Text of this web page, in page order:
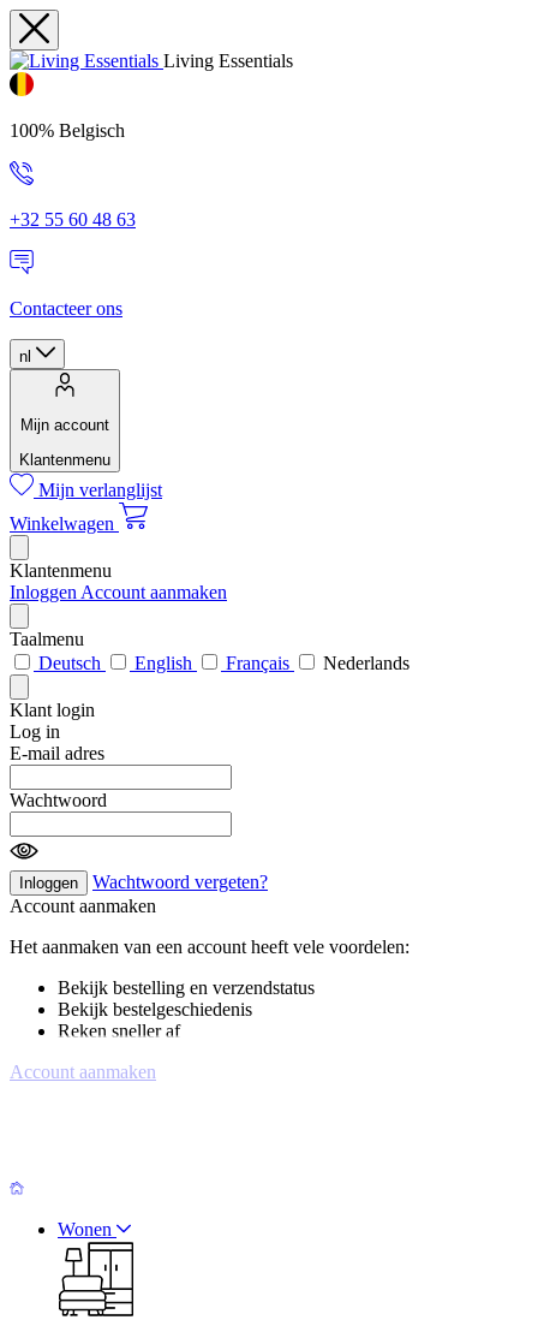
Living Essentials
100% Belgisch
+32 55 60 48 63
Contacteer ons
nl
Mijn account
Klantenmenu
Mijn verlanglijst
Winkelwagen
Klantenmenu
Inloggen Account aanmaken
Taalmenu
Deutsch
English Français Nederlands
Klant login
Log in
E-mail adres
Wachtwoord
Inloggen
Wachtwoord vergeten?
Account aanmaken
Het aanmaken van een account heeft vele voordelen:
Bekijk bestelling en verzendstatus
Bekijk bestelgeschiedenis
Reken sneller af
Account aanmaken
Wonen